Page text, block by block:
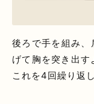
後ろで手を組み
げて胸を突き出す
これを4回繰り返